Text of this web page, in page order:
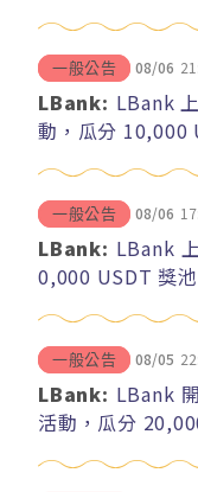
一般公告 08/06
LBank: LBank
動，瓜分 10,000
一般公告 08/06
LBank: LBank
0,000 USDT 獎池
一般公告 08/05
LBank: LBank
活動，瓜分